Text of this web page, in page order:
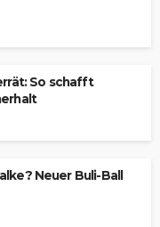
So schafft
Neuer Buli-Ball